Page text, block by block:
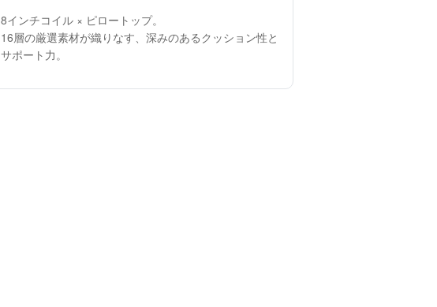
8インチコイル × ピロートップ。
16層の厳選素材が織りなす、深みのあるクッション性と
サポート力。